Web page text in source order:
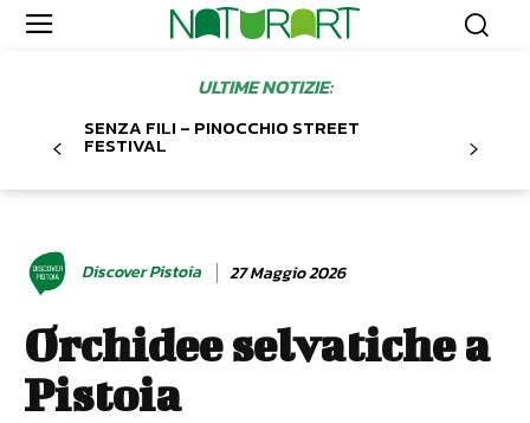
ULTIME NOTIZIE:
SENZA FILI – PINOCCHIO STREET
FESTIVAL
Discover Pistoia 27 Maggio 2026
Orchidee selvatiche a
Pistoia